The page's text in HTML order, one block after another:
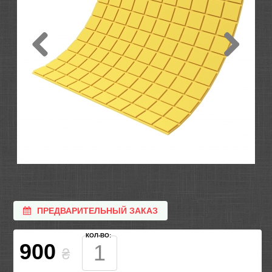
ПРЕДВАРИТЕЛЬНЫЙ ЗАКАЗ
900 ₴
КОЛ-ВО: